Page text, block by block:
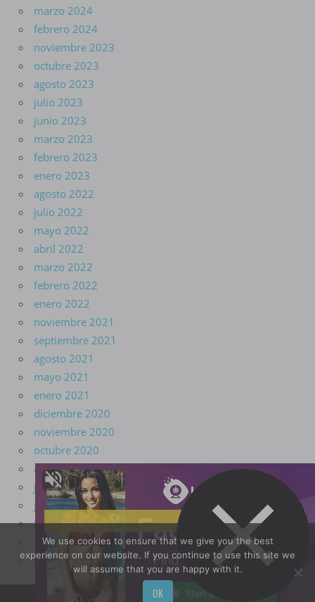
marzo 2024
febrero 2024
noviembre 2023
octubre 2023
agosto 2023
julio 2023
junio 2023
marzo 2023
febrero 2023
enero 2023
agosto 2022
julio 2022
mayo 2022
abril 2022
marzo 2022
febrero 2022
enero 2022
noviembre 2021
septiembre 2021
agosto 2021
mayo 2021
enero 2021
diciembre 2020
noviembre 2020
octubre 2020
agosto 2020
julio 2020
junio 2020
marzo 2020
febrero 2020
junio 2018
We use cookies to ensure that we give you the best
experience on our website. If you continue to use this site we
will assume that you are happy with it.
OK